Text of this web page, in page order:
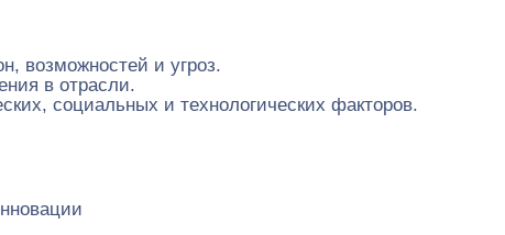
возможностей и угроз.
в отрасли.
социальных и технологических факторов.